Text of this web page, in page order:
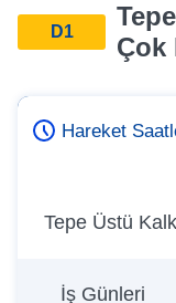
D1
Çok
Hareket
Tepe Üstü
İş Günleri